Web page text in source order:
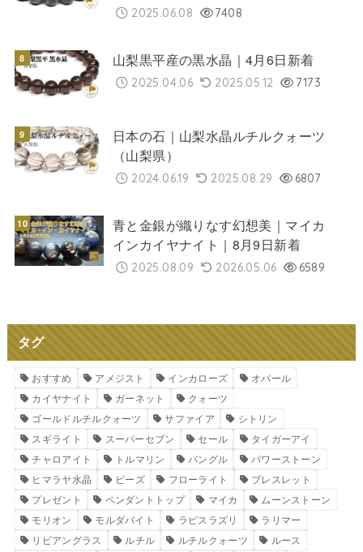
2025.06.08 7408
山梨黒平産の黒水晶｜4月6日新着
2025.04.06 2025.05.12 7173
日本の石｜山梨水晶ルチルクォーツ
（山梨県）
2024.06.19 2025.08.29 6807
青と金銀が織りなす幻想美｜マイカ
インカイヤナイト｜8月9日新着
2025.08.09 2026.05.06 6589
タグ
おすすめ アメジスト インカローズ
オパール
カイヤナイト
ガーネット
クォーツ
ゴールドルチルクォーツ
サファイア
シトリン
スギライト
スーパーセブン セール
タイガーアイ
チャロアイト
トルマリン バングル
パワーストーン
ヒマラヤ水晶
ビーズ フローライト
ブレスレット
プレゼント
ペンダントトップ マイカ
ムーンストーン
モリオン
モルダバイト ラピスラズリ
ラリマー
リビアングラス
ルチル ルチルクォーツ
ルース